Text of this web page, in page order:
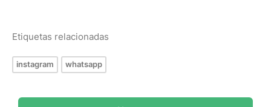
Etiquetas relacionadas
instagram whatsapp